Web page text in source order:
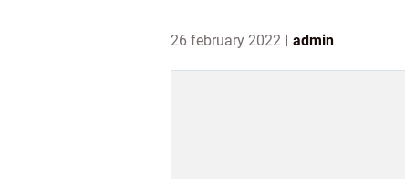
26 february 2022 admin